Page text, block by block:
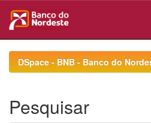
navigationDSpace - BNB - Banco do
Pesquisar